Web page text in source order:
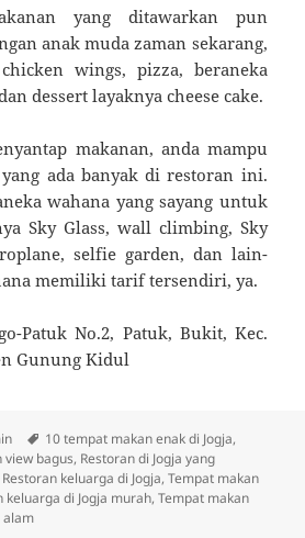
yang ditawarkan pun
anak muda zaman sekarang,
wings, pizza, beraneka
dessert layaknya cheese cake.
makanan, anda mampu
ada banyak di restoran ini.
wahana yang sayang untuk
Sky Glass, wall climbing, Sky
selfie garden, dan lain-
memiliki tarif tersendiri, ya.
Patuk No.2, Patuk, Bukit, Kec.
Gunung Kidul
Tag
10 tempat makan enak di Jogja,
view bagus, Restoran di Jogja yang
Restoran keluarga di Jogja,Tempat makan
keluarga di Jogja murah,Tempat makan
alam